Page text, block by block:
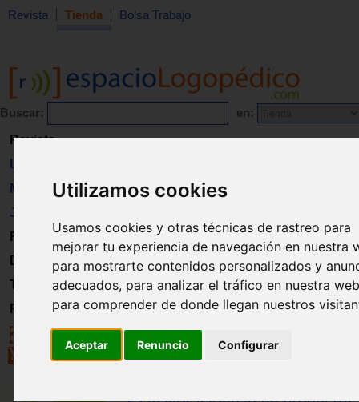
Utilizamos cookies
Usamos cookies y otras técnicas de rastreo para
mejorar tu experiencia de navegación en nuestra
para mostrarte contenidos personalizados y
adecuados, para analizar el tráfico en nuestra
para comprender de donde llegan nuestros
Aceptar Renuncio Configurar
Revista Tienda Bolsa Trabajo
Buscar: en:
Revista
Libros
Material
Juguetes
Formación
Directorio
Trabajo
Registro